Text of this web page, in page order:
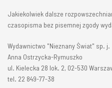
Jakiekolwiek dalsze
czasopisma bez pisemnej zgody
Wydawnictwo "Nieznany Świat" sp. j.
Anna Ostrzycka-Rymuszko
ul. Kielecka 28 lok. 2, 02-530
tel. 22 849-77-38